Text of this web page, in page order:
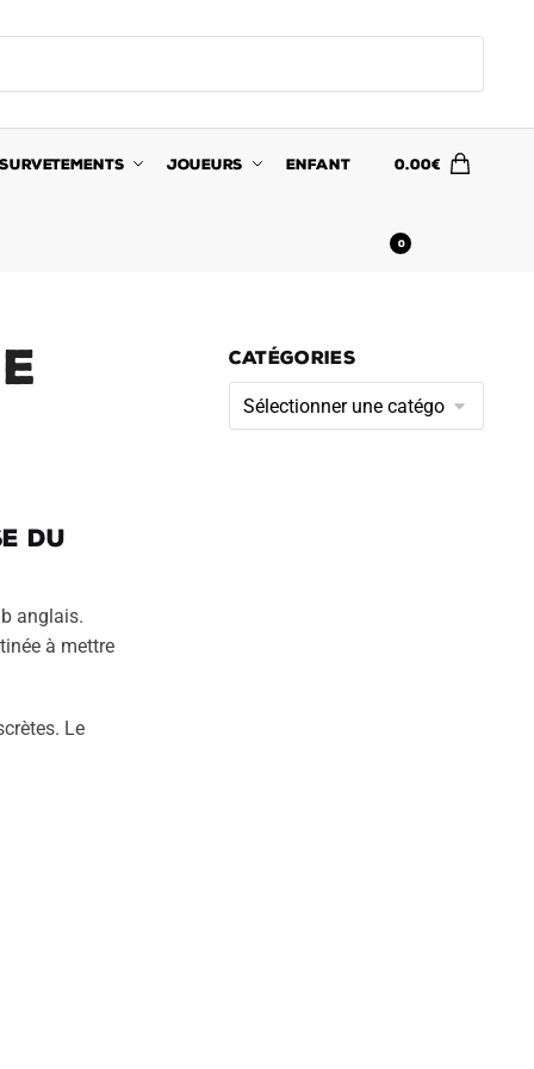
JOUEURS ENFANT 0.00€
0
du
anglais.
à mettre
Le
CATÉGORIES
Catégories